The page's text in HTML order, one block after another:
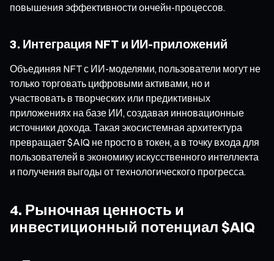
повышения эффективности ончейн-процессов.
3. Интеграция NFT и ИИ-приложений
Объединяя NFT с ИИ-моделями, пользователи могут не
только торговать цифровыми активами, но и
участвовать в творческих или предиктивных
приложениях на базе ИИ, создавая инновационные
источники дохода. Такая экосистемная архитектура
превращает $AIQ не просто в токен, а в точку входа для
пользователей в экономику искусственного интеллекта
и получения выгоды от технологического прогресса.
4. Рыночная ценность и
инвестиционный потенциал $AIQ